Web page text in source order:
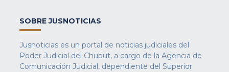
SOBRE JUSNOTICIAS
Jusnoticias es un portal de noticias judiciales del
Poder Judicial del Chubut, a cargo de la Agencia de
Comunicación Judicial, dependiente del Superior